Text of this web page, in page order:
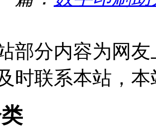
部分内容为网
时联系本站，